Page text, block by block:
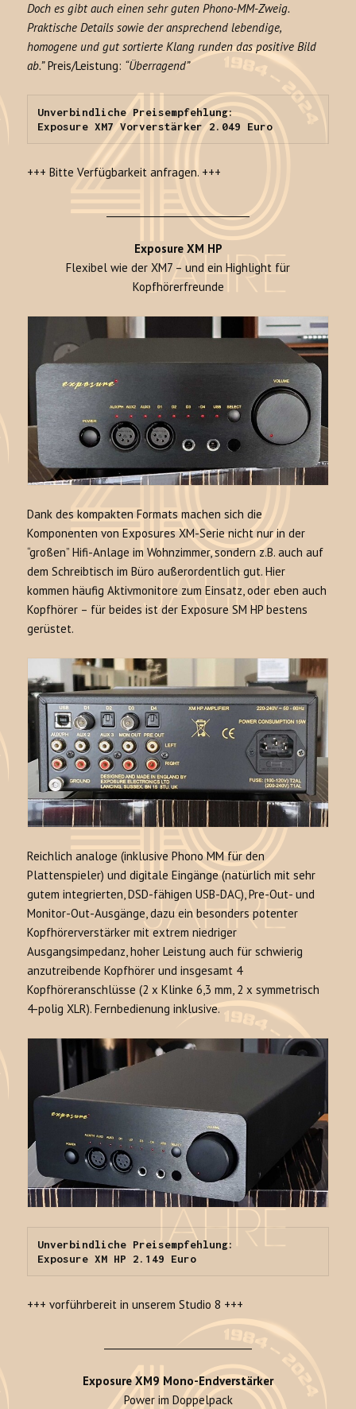
Doch es gibt auch einen sehr guten Phono-MM-Zweig.
Praktische Details sowie der ansprechend lebendige,
homogene und gut sortierte Klang runden das positive Bild
ab.”Preis/Leistung: “Überragend”
Unverbindliche Preisempfehlung:
Exposure XM7 Vorverstärker 2.049 Euro
+++ Bitte Verfügbarkeit anfragen. +++
______________________________
Exposure XM HP
Flexibel wie der XM7 – und ein Highlight für
Kopfhörerfreunde
Dank des kompakten Formats machen sich die
Komponenten von Exposures XM-Serie nicht nur in der
“großen” Hifi-Anlage im Wohnzimmer, sondern z.B. auch auf
dem Schreibtisch im Büro außerordentlich gut. Hier
kommen häufig Aktivmonitore zum Einsatz, oder eben auch
Kopfhörer – für beides ist der Exposure SM HP bestens
gerüstet.
Reichlich analoge (inklusive Phono MM für den
Plattenspieler) und digitale Eingänge (natürlich mit sehr
gutem integrierten, DSD-fähigen USB-DAC), Pre-Out- und
Monitor-Out-Ausgänge, dazu ein besonders potenter
Kopfhörerverstärker mit extrem niedriger
Ausgangsimpedanz, hoher Leistung auch für schwierig
anzutreibende Kopfhörer und insgesamt 4
Kopfhöreranschlüsse (2 x Klinke 6,3 mm, 2 x symmetrisch
4-polig XLR). Fernbedienung inklusive.
Unverbindliche Preisempfehlung:
Exposure XM HP 2.149 Euro
+++ vorführbereit in unserem Studio 8 +++
_______________________________
Exposure XM9 Mono-Endverstärker
Power im Doppelpack